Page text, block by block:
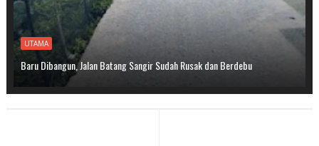
UTAMA
Baru Dibangun, Jalan Batang Sangir Sudah Rusak dan Berdebu